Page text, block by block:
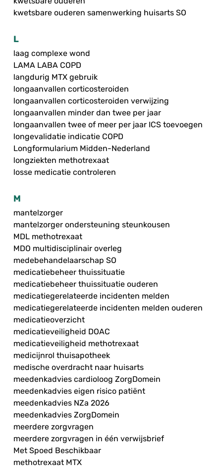
kwetsbare ouderen samenwerking huisarts SO
L
laag complexe wond
LAMA LABA COPD
langdurig MTX gebruik
longaanvallen corticosteroiden
longaanvallen corticosteroiden verwijzing
longaanvallen minder dan twee per jaar
longaanvallen twee of meer per jaar ICS toevoegen
longevalidatie indicatie COPD
Longformularium Midden-Nederland
longziekten methotrexaat
losse medicatie controleren
M
mantelzorger
mantelzorger ondersteuning steunkousen
MDL methotrexaat
MDO multidisciplinair overleg
medebehandelaarschap SO
medicatiebeheer thuissituatie
medicatiebeheer thuissituatie ouderen
medicatiegerelateerde incidenten melden
medicatiegerelateerde incidenten melden ouderen
medicatieoverzicht
medicatieveiligheid DOAC
medicatieveiligheid methotrexaat
medicijnrol thuisapotheek
medische overdracht naar huisarts
meedenkadvies cardioloog ZorgDomein
meedenkadvies eigen risico patiënt
meedenkadvies NZa 2026
meedenkadvies ZorgDomein
meerdere zorgvragen
meerdere zorgvragen in één verwijsbrief
Met Spoed Beschikbaar
methotrexaat MTX